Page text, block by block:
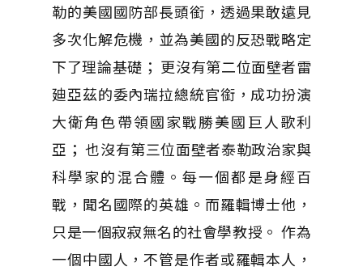
勒的美國國防部長頭銜，透過果敢遠見
多次化解危機，並為美國的反恐戰略定
下了理論基礎； 更沒有第二位面壁者雷
廸亞茲的委內瑞拉總統官銜，成功扮演
大衛角色帶領國家戰勝美國巨人歌利
亞； 也沒有第三位面壁者泰勒政治家與
科學家的混合體。每一個都是身經百
戰，聞名國際的英雄。而羅輯博士他，
只是一個寂寂無名的社會學教授。 作為
一個中國人，不管是作者或羅輯本人，